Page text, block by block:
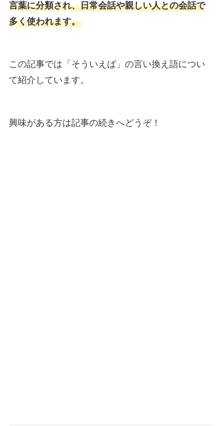
言葉に分類され、日常会話や親しい人との会話で
多く使われます。
この記事では「そういえば」の言い換え語につい
て紹介しています。
興味がある方は記事の続きへどうぞ！